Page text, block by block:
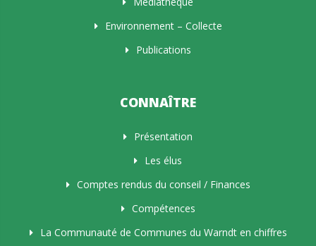
Environnement – Collecte
Publications
CONNAÎTRE
Présentation
Les élus
Comptes rendus du conseil / Finances
Compétences
La Communauté de Communes du Warndt en chiffres